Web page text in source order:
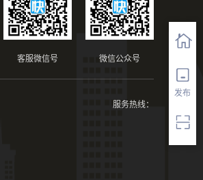
发布
微信公众号
客服微信号
服务热线：